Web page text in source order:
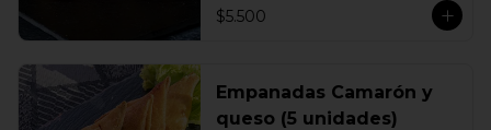
$5.500
Empanadas Camarón y
queso (5 unidades)